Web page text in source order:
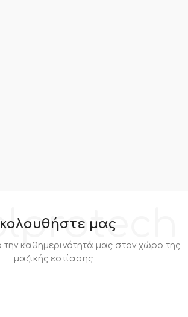
μας
την καθημερινότητά μας στον χώρο της
μαζικής εστίασης